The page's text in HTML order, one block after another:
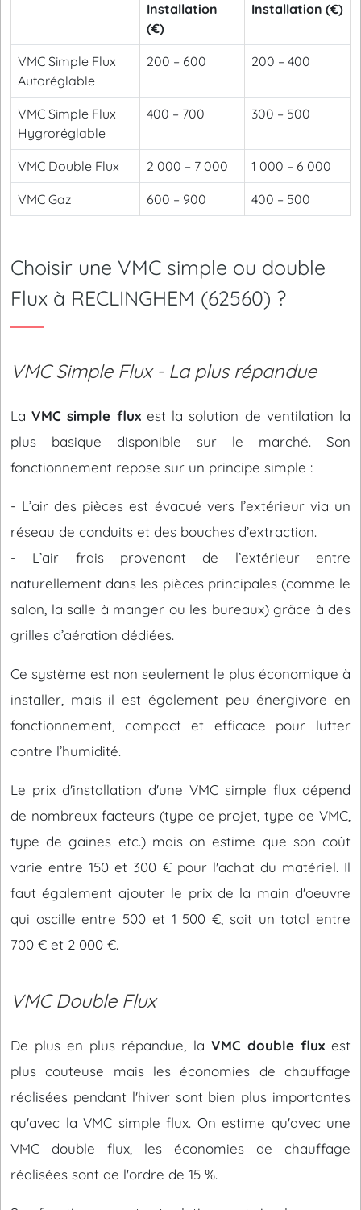
Installation
(€)
Installation (€)
VMC Simple Flux
Autoréglable
200 – 600 200 – 400
VMC Simple Flux
Hygroréglable
400 – 700 300 – 500
VMC Double Flux 2 000 – 7 000 1 000 – 6 000
VMC Gaz 600 – 900 400 – 500
Choisir une VMC simple ou double
Flux à RECLINGHEM (62560) ?
VMC Simple Flux - La plus répandue
LaVMC simple fluxest la solution de ventilation la
plus basique disponible sur le marché. Son
fonctionnement repose sur un principe simple :
- L’air des pièces est évacué vers l’extérieur via un
réseau de conduits et des bouches d’extraction.
- L’air frais provenant de l’extérieur entre
naturellement dans les pièces principales (comme le
salon, la salle à manger ou les bureaux) grâce à des
grilles d’aération dédiées.
Ce système est non seulement le plus économique à
installer, mais il est également peu énergivore en
fonctionnement, compact et efficace pour lutter
contre l’humidité.
Le prix d'installation d'une VMC simple flux dépend
de nombreux facteurs (type de projet, type de VMC,
type de gaines etc.) mais on estime que son coût
varie entre 150 et 300 € pour l'achat du matériel. Il
faut également ajouter le prix de la main d'oeuvre
qui oscille entre 500 et 1 500 €, soit un total entre
700 € et 2 000 €.
VMC Double Flux
De plus en plus répandue, la VMC double fluxest
plus couteuse mais les économies de chauffage
réalisées pendant l'hiver sont bien plus importantes
qu'avec la VMC simple flux. On estime qu'avec une
VMC double flux, les économies de chauffage
réalisées sont de l'ordre de 15 %.